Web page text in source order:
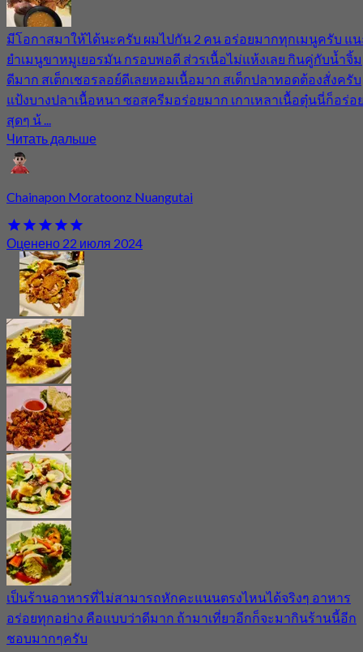
มีโอกาสมาให้ได้นะครับ ผมไปกัน 2 คน อร่อยมากทุกเมนูครับ แ
ยำเมนูขาหมูเยอรมัน กรอบพอดี ส่วรเนื้อไม่แห้งเลย กินคู่กับน้ำจิ้ม
ดีมาก สเต็กเชอรลอย์ดีเลยหอมเนื้อมาก สเต็กปลาทอดต้องสั่งครับ
แป้งบางปลาเนื้อหนา ซอสครีมอร่อยมาก เกาเหลาเนื้อตุ๋นนี่ก็อร่อ
สุดๆ น้ ...
Читать дальше
Chainapon Moratoonz Nuangutai
Оценено 22 июля 2024
เป็นร้านอาหารที่ไม่สามารถหักคะแนนตรงไหนได้จริงๆ อาหาร
อร่อยทุกอย่าง คือแบบว่าดีมาก ถ้ามาเที่ยวอีกก็จะมากินร้านนี้อีก
ชอบมากๆครับ